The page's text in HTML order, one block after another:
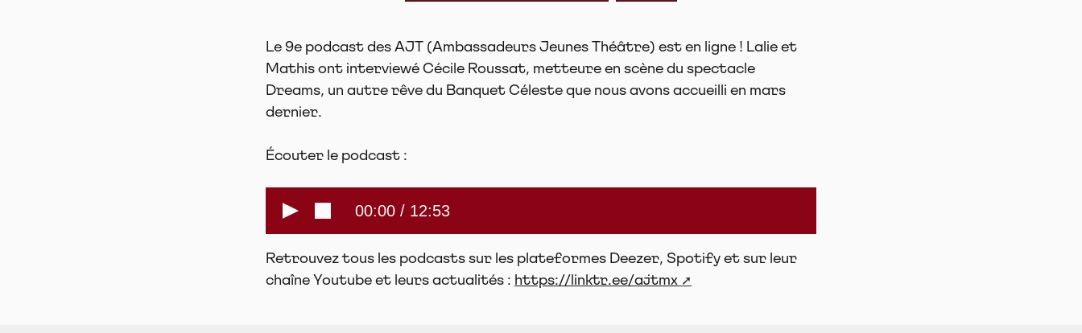
Le 9e podcast des AJT (Ambassadeurs Jeunes Théâtre) est en ligne ! Lalie et
Mathis ont interviewé Cécile Roussat, metteure en scène du spectacle
Dreams, un autre rêve du Banquet Céleste que nous avons accueilli en mars
dernier.
Écouter le podcast :
00:00 / 12:53
Retrouvez tous les podcasts sur les plateformes Deezer, Spotify et sur leur
chaîne Youtube et leurs actualités : https://linktr.ee/ajtmx